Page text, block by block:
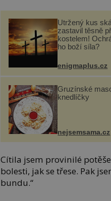
Utržený kus
zastavil těsně
kostelem!
ho boží síla?
enigmaplus.cz
Gruzínské
knedlíčky
nejsemsama.cz
Cítila jsem provinilé
bolesti, jak se třese. Pak
bundu.“